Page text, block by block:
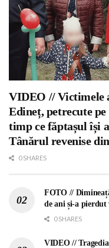
VIDEO // Victimele
Edineț, petrecute
timp ce făptașul își
Tânărul revenise
0 SHARES
FOTO //
de ani și-a pierdut
0 SHARES
VIDEO //